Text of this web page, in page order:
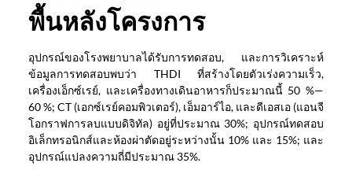
พื้นหลังโครงการ
อุปกรณ์ของโรงพยาบาลได้รับการทดสอบ, และการวิเคราะห์
ข้อมูลการทดสอบพบว่า THDI ที่สร้างโดยตัวเร่งความเร็ว,
เครื่องเอ็กซ์เรย์, และเครื่องทางเดินอาหารก็ประมาณนี้ 50 %—
60 %; CT (เอกซ์เรย์คอมพิวเตอร์), เอ็มอาร์ไอ, และดีเอสเอ (แอนจี
โอกราฟการลบแบบดิจิทัล) อยู่ที่ประมาณ 30%; อุปกรณ์ทดสอบ
อิเล็กทรอนิกส์และห้องผ่าตัดอยู่ระหว่างนั้น 10% และ 15%; และ
อุปกรณ์แปลงความถี่มีประมาณ 35%.